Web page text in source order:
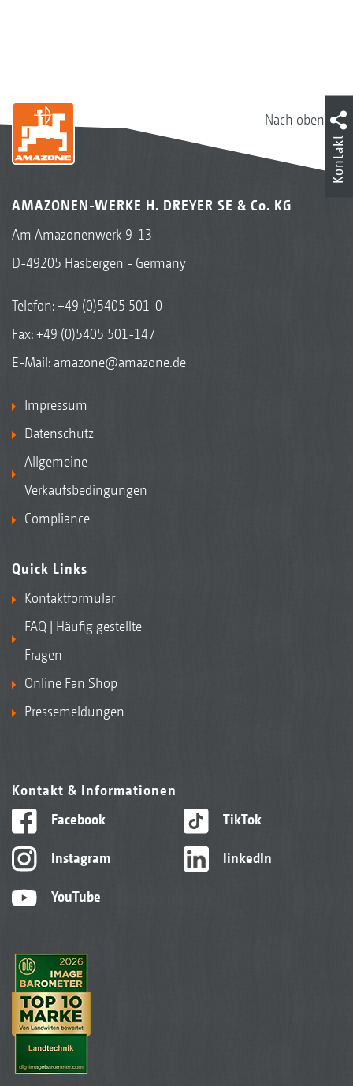
Nach oben
AMAZONEN-WERKE H. DREYER SE & Co. KG
Am Amazonenwerk 9-13
D-49205 Hasbergen - Germany
Telefon:+49 (0)5405 501-0
Fax: +49 (0)5405 501-147
E-Mail: amazone@amazone.de
Impressum
Datenschutz
Allgemeine
Verkaufsbedingungen
Compliance
Quick Links
Kontaktformular
FAQ | Häufig gestellte
Fragen
Online Fan Shop
Pressemeldungen
Kontakt & Informationen
Facebook
Instagram
YouTube
TikTok
linkedIn
Kontakt